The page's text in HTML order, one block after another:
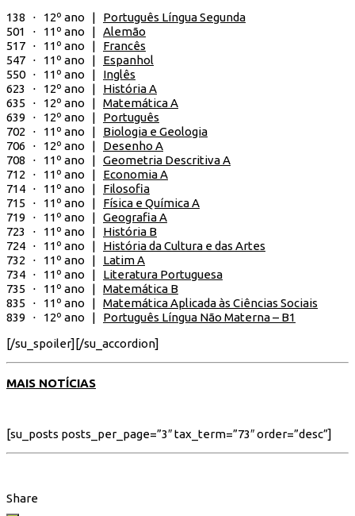
138 ⋅ 12º ano | Português Língua Segunda
501 ⋅ 11º ano | Alemão
517 ⋅ 11º ano | Francês
547 ⋅ 11º ano | Espanhol
550 ⋅ 11º ano | Inglês
623 ⋅ 12º ano | História A
635 ⋅ 12º ano | Matemática A
639 ⋅ 12º ano | Português
702 ⋅ 11º ano | Biologia e Geologia
706 ⋅ 12º ano | Desenho A
708 ⋅ 11º ano | Geometria Descritiva A
712 ⋅ 11º ano | Economia A
714 ⋅ 11º ano | Filosofia
715 ⋅ 11º ano | Física e Química A
719 ⋅ 11º ano | Geografia A
723 ⋅ 11º ano | História B
724 ⋅ 11º ano | História da Cultura e das Artes
732 ⋅ 11º ano | Latim A
734 ⋅ 11º ano | Literatura Portuguesa
735 ⋅ 11º ano | Matemática B
835 ⋅ 11º ano | Matemática Aplicada às Ciências Sociais
839 ⋅ 12º ano | Português Língua Não Materna – B1
[/su_spoiler][/su_accordion]
MAIS NOTÍCIAS
[su_posts posts_per_page=”3″ tax_term=”73″ order=”desc”]
Share